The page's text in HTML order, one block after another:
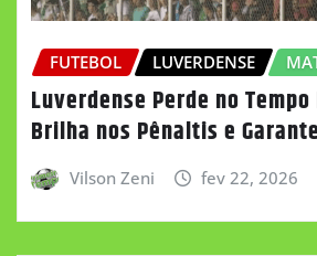
FUTEBOL LUVERDENSE
Luverdense Perde no
Brilha nos Pênaltis e
Vilson Zeni fev 22, 2026